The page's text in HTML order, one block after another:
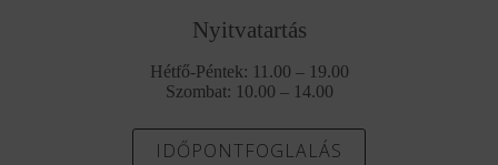
Nyitvatartás
Hétfő-Péntek: 11.00 – 19.00
Szombat: 10.00 – 14.00
IDŐPONTFOGLALÁS